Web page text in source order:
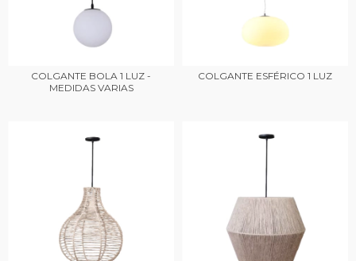
COLGANTE BOLA 1 LUZ -
MEDIDAS VARIAS
COLGANTE ESFÉRICO 1 LUZ